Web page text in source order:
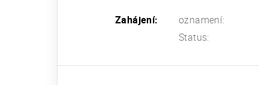
Zahájení: oznamení:
Status: